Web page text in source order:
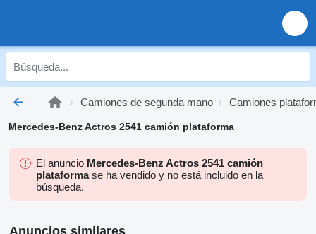
Camiones de segunda mano Camiones
Mercedes-Benz Actros 2541 camión plataforma
El anuncio Mercedes-Benz Actros 2541 camión
plataformase ha vendido y no está incluido en la
búsqueda.
Anuncios similares